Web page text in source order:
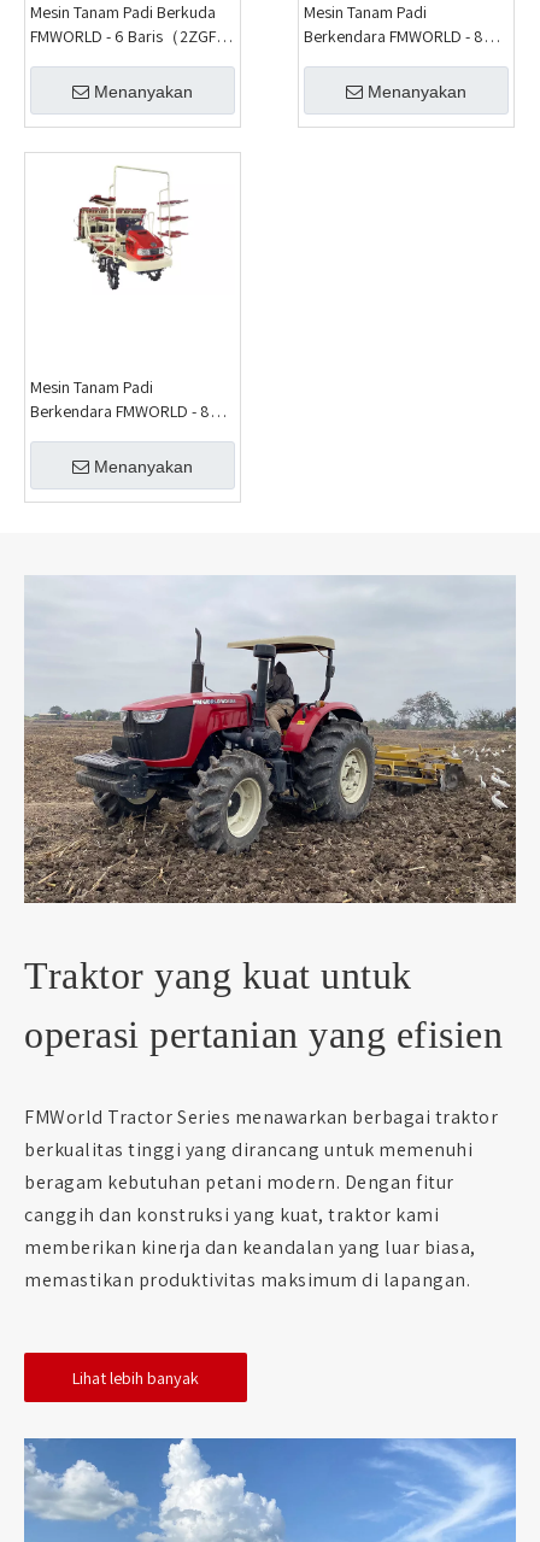
Mesin Tanam Padi Berkuda
FMWORLD - 6 Baris（2ZGF-
Menanyakan
Mesin Tanam Padi
Berkendara FMWORLD - 8
Menanyakan
Mesin Tanam Padi
Berkendara FMWORLD - 8
Menanyakan
Traktor yang kuat untuk
operasi pertanian yang efisien
FMWorld Tractor Series menawarkan berbagai traktor
berkualitas tinggi yang dirancang untuk memenuhi
beragam kebutuhan petani modern. Dengan fitur
canggih dan konstruksi yang kuat, traktor kami
memberikan kinerja dan keandalan yang luar biasa,
memastikan produktivitas maksimum di lapangan.
Lihat lebih banyak